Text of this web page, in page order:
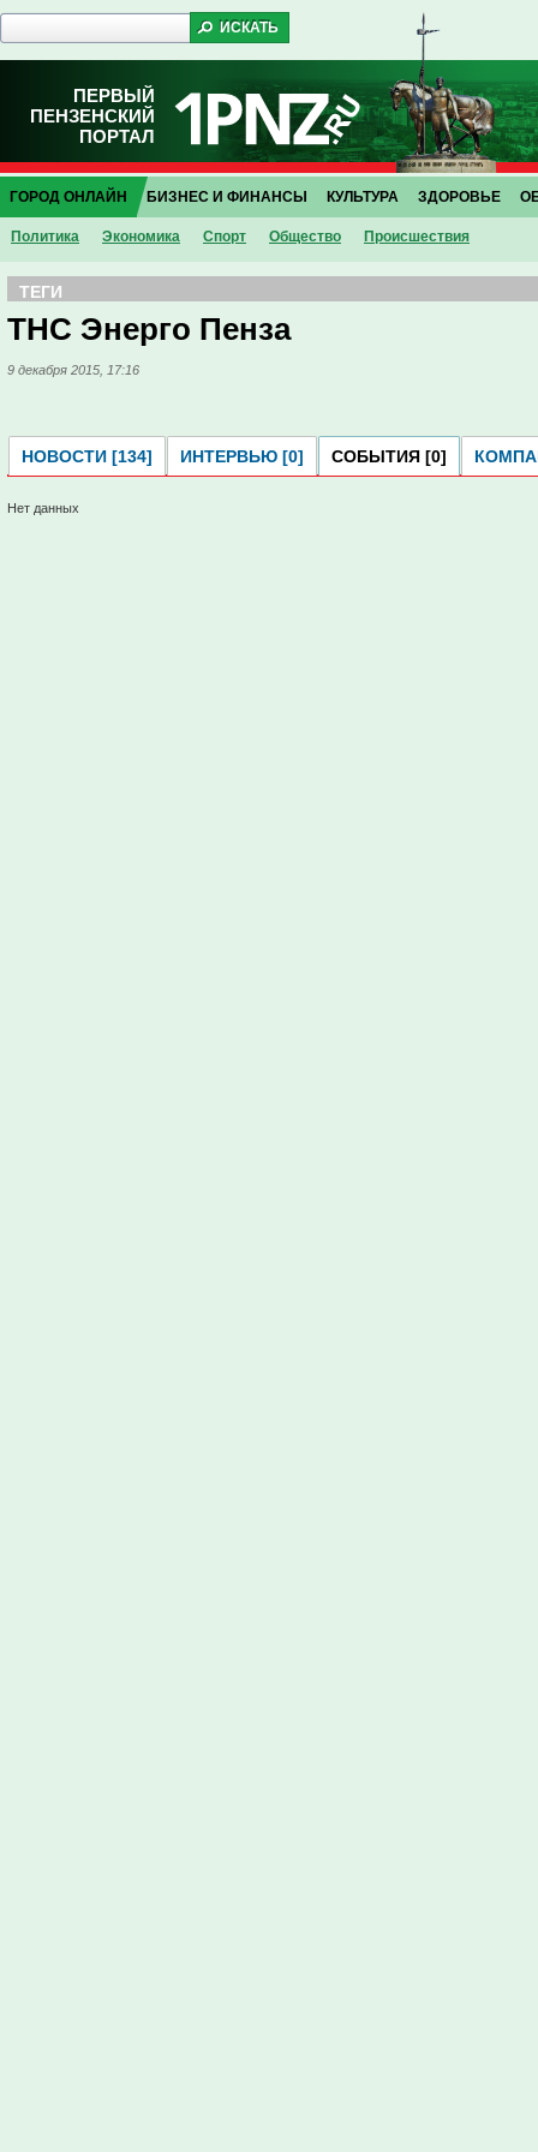
ПЕРВЫЙ
ПЕНЗЕНСКИЙ
ПОРТАЛ
ГОРОД ОНЛАЙН
Политика Экономика Спорт Общество Проиcшествия
БИЗНЕС И ФИНАНСЫ КУЛЬТУРА ЗДОРОВЬЕ
ТЕГИ
ТНС Энерго Пенза
9 декабря 2015, 17:16
НОВОСТИ [134] ИНТЕРВЬЮ [0] СОБЫТИЯ [0]
Нет данных